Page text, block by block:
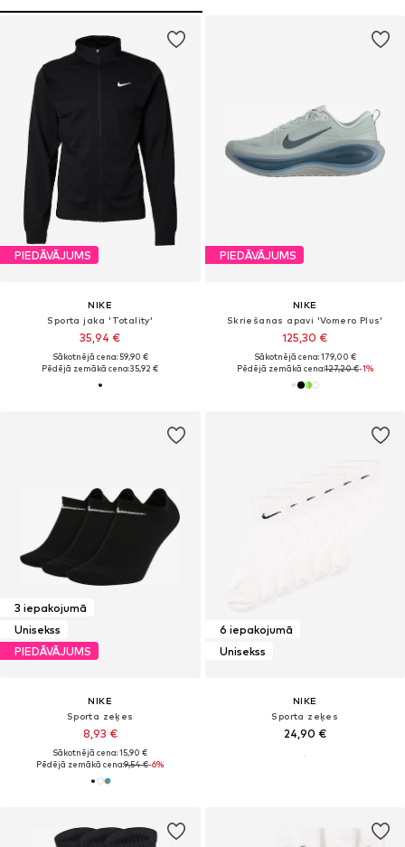
PIEDĀVĀJUMS
NIKE
Sporta jaka 'Totality'
35,94 €
Sākotnējā cena: 59,90 €
Pēdējā zemākā cena:35,92 €
PIEDĀVĀJUMS
NIKE
Skriešanas apavi 'Vomero Plus'
125,30 €
Sākotnējā cena: 179,00 €
Pēdējā zemākā cena:127,20 €-1%
3 iepakojumā
Unisekss
PIEDĀVĀJUMS
NIKE
Sporta zeķes
8,93 €
Sākotnējā cena: 15,90 €
Pēdējā zemākā cena:9,54 €-6%
6 iepakojumā
Unisekss
NIKE
Sporta zeķes
24,90 €